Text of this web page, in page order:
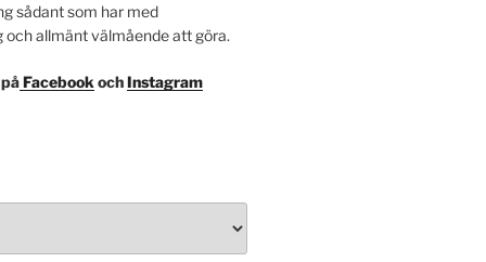
sådant som har med
och allmänt välmående att göra.
Facebook ochInstagram